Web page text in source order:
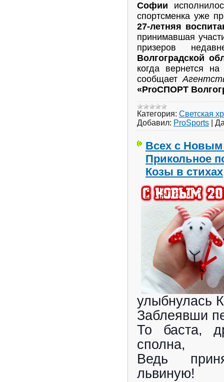
Софии
спортсменка уже
27-летняя
принимавшая
призеров
Волгоградской
когда вернется
сообщает
«ProСПОРТ
Категория: Светская
Добавил: ProSports
Всех с Новым
Прикольное
Козы в стихах
улыбнулась
Заблеявши
То баста,
сполна,
Ведь
львиную!